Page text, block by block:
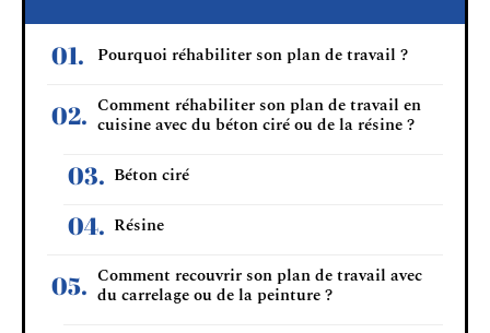
Pourquoi réhabiliter son plan de travail ?
Comment réhabiliter son plan de travail en
cuisine avec du béton ciré ou de la résine ?
Béton ciré
Résine
Comment recouvrir son plan de travail avec
du carrelage ou de la peinture ?